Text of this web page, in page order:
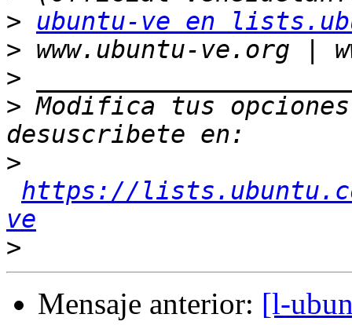
>
ubuntu-ve en
>
>
> Modifica tus
>
https://
ve
>
Mensaje anterior: [l-